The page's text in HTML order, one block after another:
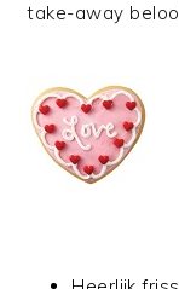
take-away